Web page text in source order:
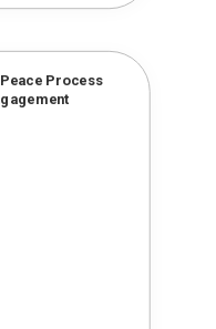
Process